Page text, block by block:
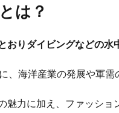
は？
おりダイビングなどの水
、海洋産業の発展や軍需
魅力に加え、ファッシ